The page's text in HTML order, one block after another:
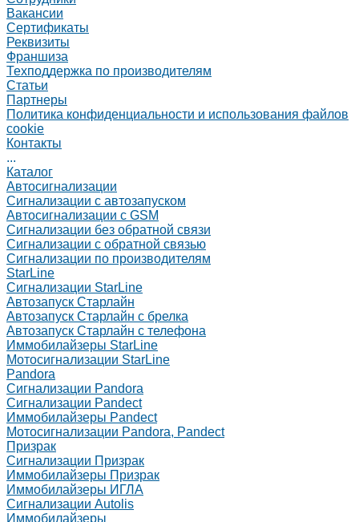
Вакансии
Сертификаты
Реквизиты
Франшиза
Техподдержка по производителям
Статьи
Партнеры
Политика конфиденциальности и использования файлов
cookie
Контакты
...
Каталог
Автосигнализации
Сигнализации с автозапуском
Автосигнализации с GSM
Сигнализации без обратной связи
Сигнализации с обратной связью
Сигнализации по производителям
StarLine
Сигнализации StarLine
Автозапуск Старлайн
Автозапуск Старлайн с брелка
Автозапуск Старлайн с телефона
Иммобилайзеры StarLine
Мотосигнализации StarLine
Pandora
Сигнализации Pandora
Сигнализации Pandect
Иммобилайзеры Pandect
Мотосигнализации Pandora, Pandect
Призрак
Сигнализации Призрак
Иммобилайзеры Призрак
Иммобилайзеры ИГЛА
Сигнализации Autolis
Иммобилайзеры